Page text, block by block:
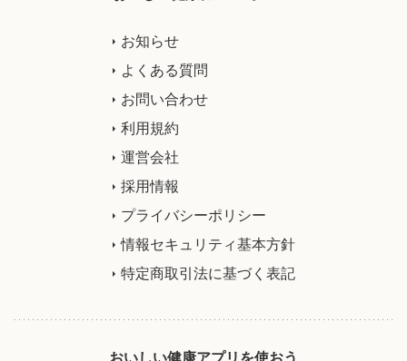
お知らせ
よくある質問
お問い合わせ
利用規約
運営会社
採用情報
プライバシーポリシー
情報セキュリティ基本方針
特定商取引法に基づく表記